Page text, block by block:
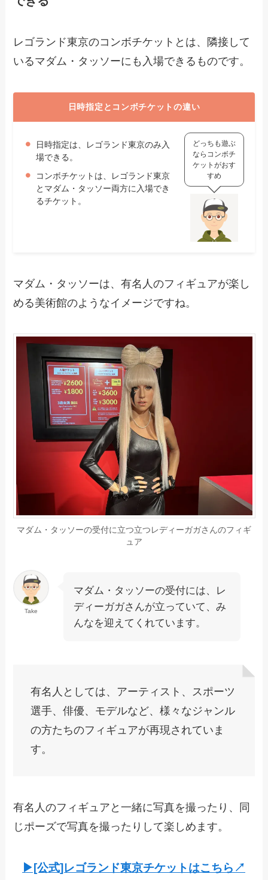
レゴランド東京のコンボチケットとは、隣接して
いるマダム・タッソーにも入場できるものです。
日時指定とコンボチケットの違い
日時指定は、レゴランド東京のみ入
場できる。
コンボチケットは、レゴランド東京
とマダム・タッソー両方に入場でき
るチケット。
どっちも遊ぶ
ならコンボチ
ケットがおす
すめ
マダム・タッソーは、有名人のフィギュアが楽し
める美術館のようなイメージですね。
マダム・タッソーの受付に立つ立つレディーガガさんのフィギ
ュア
Take
マダム・タッソーの受付には、レ
ディーガガさんが立っていて、み
んなを迎えてくれています。
有名人としては、アーティスト、スポーツ
選手、俳優、モデルなど、様々なジャンル
の方たちのフィギュアが再現されていま
す。
有名人のフィギュアと一緒に写真を撮ったり、同
じポーズで写真を撮ったりして楽しめます。
▶︎[公式]レゴランド東京チケットはこちら↗︎